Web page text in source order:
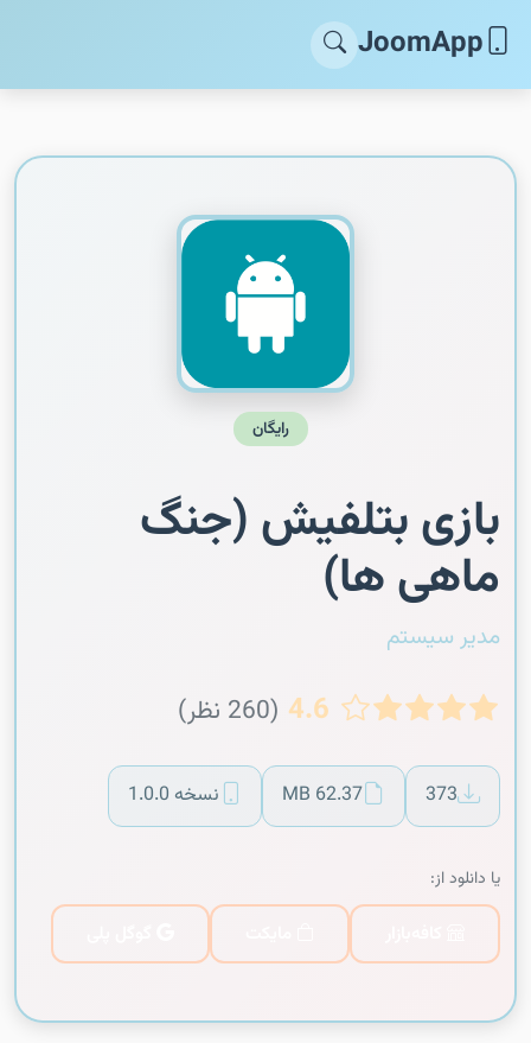
JoomApp
رایگان
بازی بتلفیش (جنگ
ماهی ها)
مدیر سیستم
4.6 (260 نظر)
373
62.37 MB نسخه 1.0.0
یا دانلود از: